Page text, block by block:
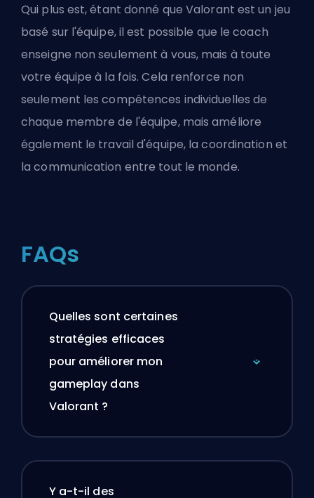
Qui plus est, étant donné que Valorant est un jeu
basé sur l'équipe, il est possible que le coach
enseigne non seulement à vous, mais à toute
votre équipe à la fois. Cela renforce non
seulement les compétences individuelles de
chaque membre de l'équipe, mais améliore
également le travail d'équipe, la coordination et
la communication entre tout le monde.
FAQs
Quelles sont certaines
stratégies efficaces
pour améliorer mon
gameplay dans
Valorant ?
Y a-t-il des